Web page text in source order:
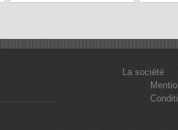
La société